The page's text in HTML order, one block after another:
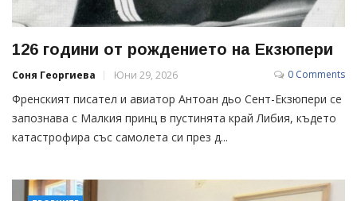
126 години от рождението на Екзюпери
Соня Георгиева Юни 29, 2026 0 Comments
Френският писател и авиатор Антоан дьо Сент-Екзюпери се
запознава с Малкия принц в пустинята край Либия, където
катастрофира със самолета си през д...